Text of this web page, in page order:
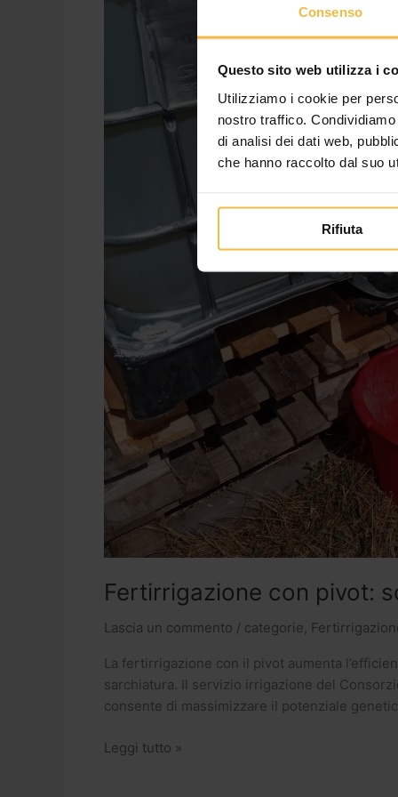
Consenso
Questo sito web utilizza i
Utilizziamo i cookie per
nostro traffico.
di analisi dei dati web,
che hanno raccolto dal suo
Rifiuta
Fertirrigazione con pivot:
Lascia un commento / categorie,
La fertirrigazione con il pivot aumenta
sarchiatura. Il servizio irrigazione del
consente di massimizzare il potenziale
Leggi tutto »